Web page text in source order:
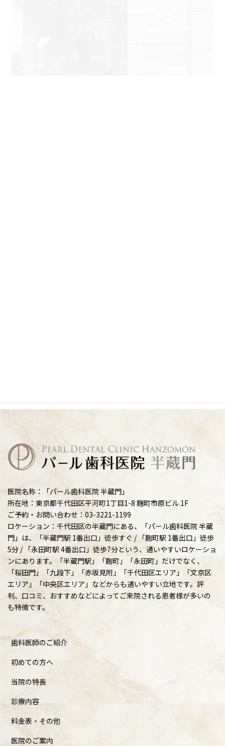
医院名称：「パール歯科医院 半蔵門」
所在地：東京都千代田区平河町1丁目1-8 麹町市原ビル 1F
ご予約・お問い合わせ：03-3221-1199
ロケーション：千代田区の半蔵門にある、「パール歯科医院 半蔵
門」は、「半蔵門駅 1番出口」徒歩すぐ / 「麴町駅 1番出口」徒歩
5分 / 「永田町駅 4番出口」徒歩7分という、通いやすいロケーショ
ンにあります。「半蔵門駅」「麴町」「永田町」だけでなく、
「桜田門」「九段下」「赤坂見附」「千代田区エリア」「文京区
エリア」「中央区エリア」などからも通いやすい立地です。評
判、口コミ、おすすめなどによってご来院される患者様が多いの
も特徴です。
歯科医師のご紹介
初めての方へ
当院の特長
診療内容
料金表・その他
医院のご案内